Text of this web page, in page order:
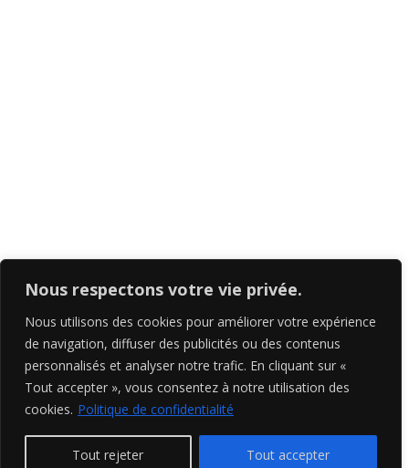
Nous respectons votre vie privée.
Nous utilisons des cookies pour améliorer votre expérience
de navigation, diffuser des publicités ou des contenus
personnalisés et analyser notre trafic. En cliquant sur «
Tout accepter », vous consentez à notre utilisation des
cookies. Politique de confidentialité
Tout rejeter Tout accepter
info@richardcavalleri.com